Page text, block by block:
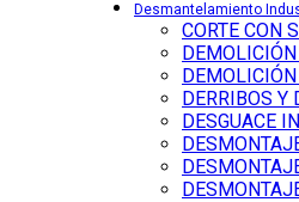
Desmantelamiento
CORTE CON
DERRIBOS Y
DESGUACE